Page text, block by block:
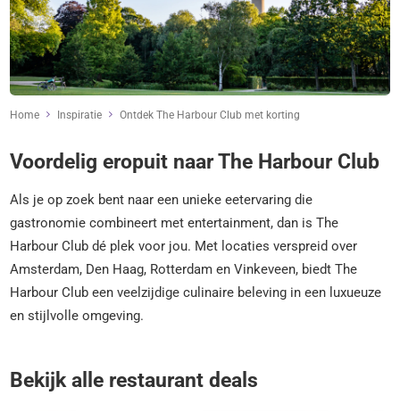
Home Inspiratie Ontdek The Harbour Club met korting
Voordelig eropuit naar The Harbour Club
Als je op zoek bent naar een unieke eetervaring die
gastronomie combineert met entertainment, dan is The
Harbour Club dé plek voor jou. Met locaties verspreid over
Amsterdam, Den Haag, Rotterdam en Vinkeveen, biedt The
Harbour Club een veelzijdige culinaire beleving in een luxueuze
en stijlvolle omgeving.
Bekijk alle restaurant deals